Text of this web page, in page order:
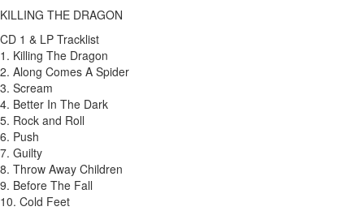
KILLING THE DRAGON
CD 1 & LP Tracklist
1. Killing The Dragon
2. Along Comes A Spider
3. Scream
4. Better In The Dark
5. Rock and Roll
6. Push
7. Guilty
8. Throw Away Children
9. Before The Fall
10. Cold Feet